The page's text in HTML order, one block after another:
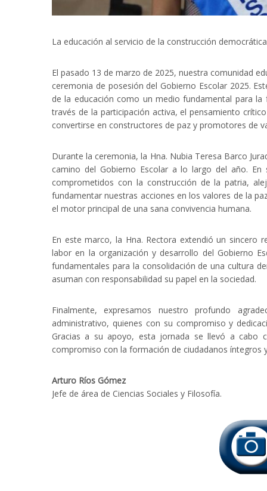
La educación al servicio de la construcción
El pasado 13 de marzo de 2025, nuestra comunidad
ceremonia de posesión del Gobierno Escolar 2025.
de la educación como un medio fundamental para
través de la participación activa, el pensamiento
convertirse en constructores de paz y promotores de
Durante la ceremonia, la Hna. Nubia Teresa Barco
camino del Gobierno Escolar a lo largo del año.
comprometidos con la construcción de la patria,
fundamentar nuestras acciones en los valores de la
el motor principal de una sana convivencia humana.
En este marco, la Hna. Rectora extendió un sincero
labor en la organización y desarrollo del Gobierno
fundamentales para la consolidación de una cultura
asuman con responsabilidad su papel en la sociedad.
Finalmente, expresamos nuestro profundo
administrativo, quienes con su compromiso y
Gracias a su apoyo, esta jornada se llevó a cabo
compromiso con la formación de ciudadanos íntegros
Arturo Ríos Gómez
Jefe de área de Ciencias Sociales y Filosofía.